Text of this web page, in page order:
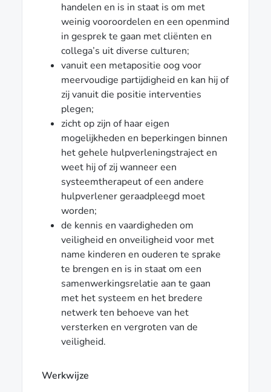
handelen en is in staat is om met
weinig vooroordelen en een openmind
in gesprek te gaan met cliënten en
collega’s uit diverse culturen;
vanuit een metapositie oog voor
meervoudige partijdigheid en kan hij of
zij vanuit die positie interventies
plegen;
zicht op zijn of haar eigen
mogelijkheden en beperkingen binnen
het gehele hulpverleningstraject en
weet hij of zij wanneer een
systeemtherapeut of een andere
hulpverlener geraadpleegd moet
worden;
de kennis en vaardigheden om
veiligheid en onveiligheid voor met
name kinderen en ouderen te sprake
te brengen en is in staat om een
samenwerkingsrelatie aan te gaan
met het systeem en het bredere
netwerk ten behoeve van het
versterken en vergroten van de
veiligheid.
Werkwijze